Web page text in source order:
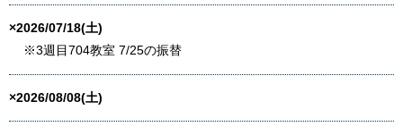
×2026/07/18(土)
※3週目704教室 7/25の振替
×2026/08/08(土)